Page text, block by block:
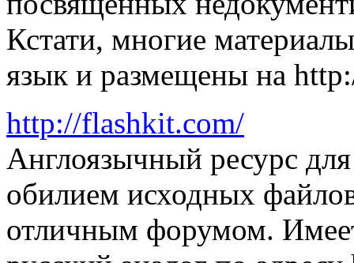
Кстати, многие
язык и размещены на
http://flashkit.com/
Англоязычный ресурс
обилием исходных
отличным форумом.